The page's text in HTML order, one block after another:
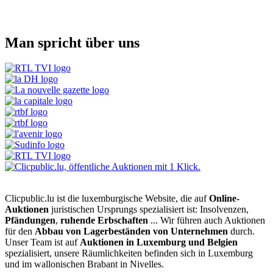
Man spricht über uns
Clicpublic.lu ist die luxemburgische Website, die aufOnline-
Auktionen juristischen Ursprungs spezialisiert ist: Insolvenzen,
Pfändungen, ruhende Erbschaften ... Wir führen auch Auktionen
für den Abbau von Lagerbeständen von Unternehmen durch.
Unser Team ist aufAuktionen in Luxemburg und Belgien
spezialisiert, unsere Räumlichkeiten befinden sich in Luxemburg
und im wallonischen Brabant in Nivelles.